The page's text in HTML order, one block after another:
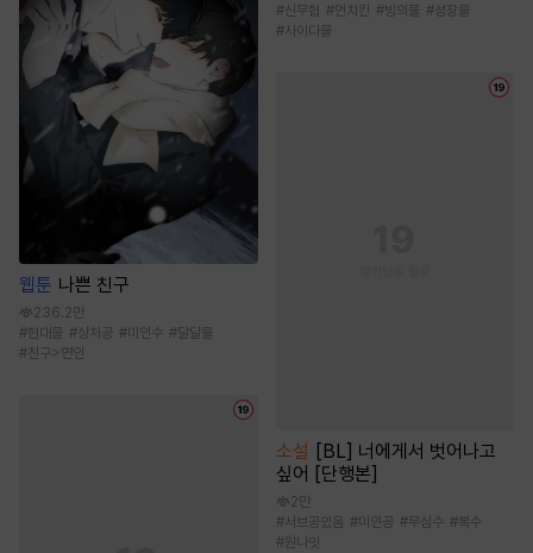
웹툰 나쁜 친구
236.2만
#현대물 #상처공 #미인수 #달달물
#친구>연인
#신무협 #먼치킨 #빙의물 #성장물
#사이다물
소설 [BL] 너에게서 벗어나고
싶어 [단행본]
2만
#서브공있음 #미인공 #무심수 #복수
#원나잇